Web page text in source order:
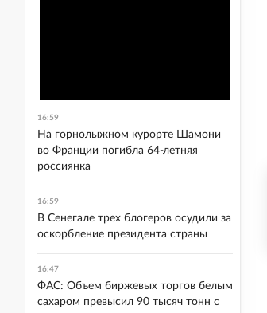
16:59
На горнолыжном курорте Шамони
во Франции погибла 64-летняя
россиянка
16:59
В Сенегале трех блогеров осудили за
оскорбление президента страны
16:47
ФАС: Объем биржевых торгов белым
сахаром превысил 90 тысяч тонн с